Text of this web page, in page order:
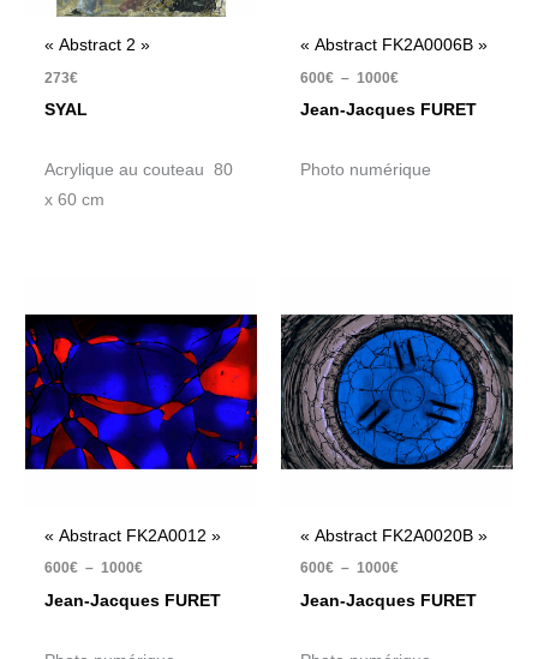
« Abstract 2 »
273€
SYAL
Acrylique au couteau 80
x 60 cm
« Abstract FK2A0006B »
600€ – 1000€
Jean-Jacques FURET
Photo numérique
« Abstract FK2A0012 »
600€ – 1000€
prix :
600€
à
1000€
Jean-Jacques FURET
« Abstract FK2A0020B »
600€ – 1000€
prix :
600€
à
1000€
Jean-Jacques FURET